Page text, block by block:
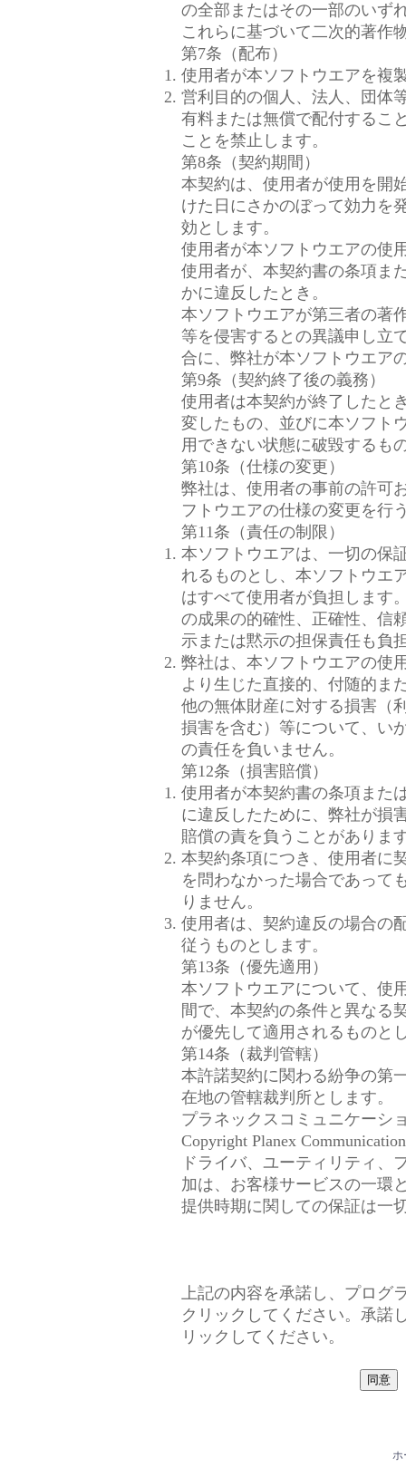
の全部またはその一部のいず
これらに基づいて二次的著作
第7条（配布）
使用者が本ソフトウエアを複
営利目的の個人、法人、団体
有料または無償で配付するこ
ことを禁止します。
第8条（契約期間）
本契約は、使用者が使用を開
けた日にさかのぼって効力を
効とします。
使用者が本ソフトウエアの使
使用者が、本契約書の条項ま
かに違反したとき。
本ソフトウエアが第三者の著
等を侵害するとの異議申し立
合に、弊社が本ソフトウエア
第9条（契約終了後の義務）
使用者は本契約が終了したと
変したもの、並びに本ソフト
用できない状態に破毀するも
第10条（仕様の変更）
弊社は、使用者の事前の許可
フトウエアの仕様の変更を行
第11条（責任の制限）
本ソフトウエアは、一切の保
れるものとし、本ソフトウエ
はすべて使用者が負担します
の成果の的確性、正確性、信
示または黙示の担保責任も負
弊社は、本ソフトウエアの使
より生じた直接的、付随的ま
他の無体財産に対する損害（
損害を含む）等について、い
の責任を負いません。
第12条（損害賠償）
使用者が本契約書の条項また
に違反したために、弊社が損
賠償の責を負うことがありま
本契約条項につき、使用者に
を問わなかった場合であって
りません。
使用者は、契約違反の場合の
従うものとします。
第13条（優先適用）
本ソフトウエアについて、使
間で、本契約の条件と異なる
が優先して適用されるものと
第14条（裁判管轄）
本許諾契約に関わる紛争の第
在地の管轄裁判所とします。
プラネックスコミュニケーシ
Copyright Planex
ドライバ、ユーティリティ、
加は、お客様サービスの一環
提供時期に関しての保証は一
上記の内容を承諾し、プログ
クリックしてください。承諾
リックしてください。
ホ